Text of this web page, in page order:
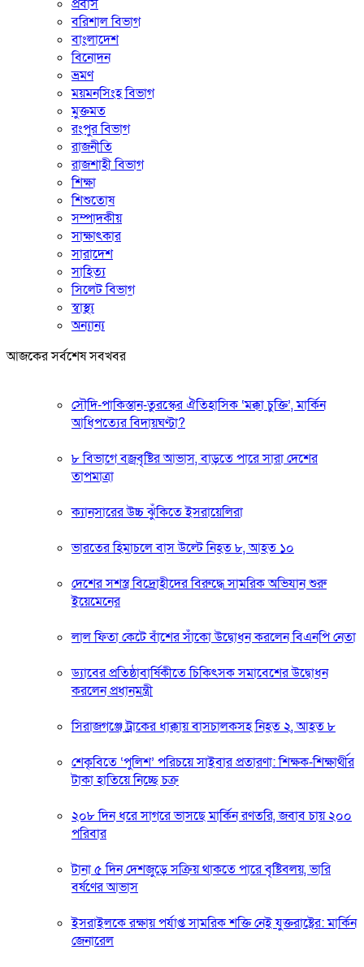
প্রবাস
বরিশাল বিভাগ
বাংলাদেশ
বিনোদন
ভ্রমণ
ময়মনসিংহ বিভাগ
মুক্তমত
রংপুর বিভাগ
রাজনীতি
রাজশাহী বিভাগ
শিক্ষা
শিশুতোষ
সম্পাদকীয়
সাক্ষাৎকার
সারাদেশ
সাহিত্য
সিলেট বিভাগ
স্বাস্থ্য
অন্যান্য
আজকের সর্বশেষ সবখবর
সৌদি-পাকিস্তান-তুরস্কের ঐতিহাসিক ‘মক্কা চুক্তি’, মার্কিন
আধিপত্যের বিদায়ঘণ্টা?
৮ বিভাগে বজ্রবৃষ্টির আভাস, বাড়তে পারে সারা দেশের
তাপমাত্রা
ক্যানসারের উচ্চ ঝুঁকিতে ইসরায়েলিরা
ভারতের হিমাচলে বাস উল্টে নিহত ৮, আহত ১০
দেশের সশস্ত্র বিদ্রোহীদের বিরুদ্ধে সামরিক অভিযান শুরু
ইয়েমেনের
লাল ফিতা কেটে বাঁশের সাঁকো উদ্বোধন করলেন বিএনপি নেতা
ড্যাবের প্রতিষ্ঠাবার্ষিকীতে চিকিৎসক সমাবেশের উদ্বোধন
করলেন প্রধানমন্ত্রী
সিরাজগঞ্জে ট্রাকের ধাক্কায় বাসচালকসহ নিহত ২, আহত ৮
শেকৃবিতে ‘পুলিশ’ পরিচয়ে সাইবার প্রতারণা: শিক্ষক-শিক্ষার্থীর
টাকা হাতিয়ে নিচ্ছে চক্র
২০৮ দিন ধরে সাগরে ভাসছে মার্কিন রণতরি, জবাব চায় ২০০
পরিবার
টানা ৫ দিন দেশজুড়ে সক্রিয় থাকতে পারে বৃষ্টিবলয়, ভারি
বর্ষণের আভাস
ইসরাইলকে রক্ষায় পর্যাপ্ত সামরিক শক্তি নেই যুক্তরাষ্ট্রের: মার্কিন
জেনারেল